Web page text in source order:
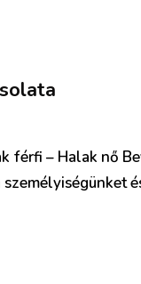
férfi – Halak nő